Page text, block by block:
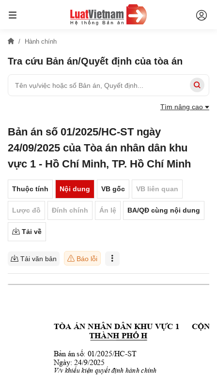
Hành chính
Tra cứu Bản án/Quyết định của tòa án
Tìm nâng cao
Bản án số 01/2025/HC-ST ngày
24/09/2025 của Tòa án nhân dân khu
vực 1 - Hồ Chí Minh, TP. Hồ Chí Minh
Thuộc tính Nội dung VB gốc VB liên quan
Lược đồ Đính chính Án lệ BA/QĐ cùng nội dung
Tải về
Tải văn bản Báo lỗi
TÒA ÁN NHÂN DÂN KHU VỰC 1
THÀNH PHỐ H
Bản án số: 01/2025/HC-ST
Ngày: 24/9/2025
V/v khiếu kiện quyết định hành chính